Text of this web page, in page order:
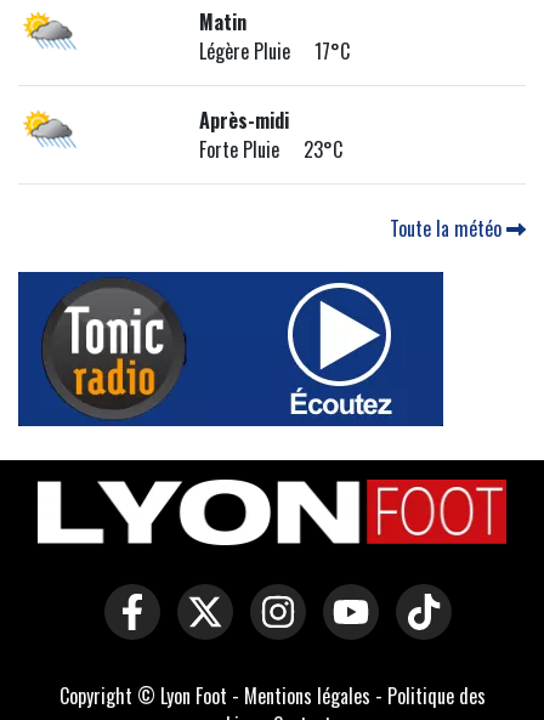
Matin
Légère Pluie 17°C
Après-midi
Forte Pluie 23°C
Toute la météo
Copyright © Lyon Foot - Mentions légales - Politique des